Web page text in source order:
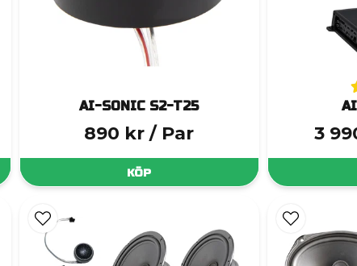
AI-SONIC S2-T25
890 kr / Par
KÖP
3